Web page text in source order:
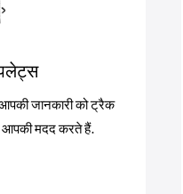
जानकारी को ट्रैक
मदद करते हैं.